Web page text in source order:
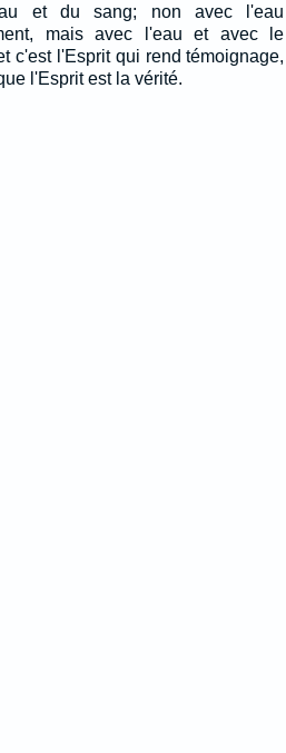
et du sang; non avec l'eau
mais avec l'eau et avec le
c'est l'Esprit qui rend témoignage,
l'Esprit est la vérité.